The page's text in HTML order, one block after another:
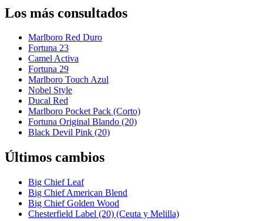
Los más consultados
Marlboro Red Duro
Fortuna 23
Camel Activa
Fortuna 29
Marlboro Touch Azul
Nobel Style
Ducal Red
Marlboro Pocket Pack (Corto)
Fortuna Original Blando (20)
Black Devil Pink (20)
Últimos cambios
Big Chief Leaf
Big Chief American Blend
Big Chief Golden Wood
Chesterfield Label (20) (Ceuta y Melilla)